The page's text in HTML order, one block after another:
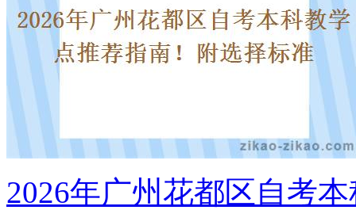
2026年广州花都区自考
学历提升报考中心